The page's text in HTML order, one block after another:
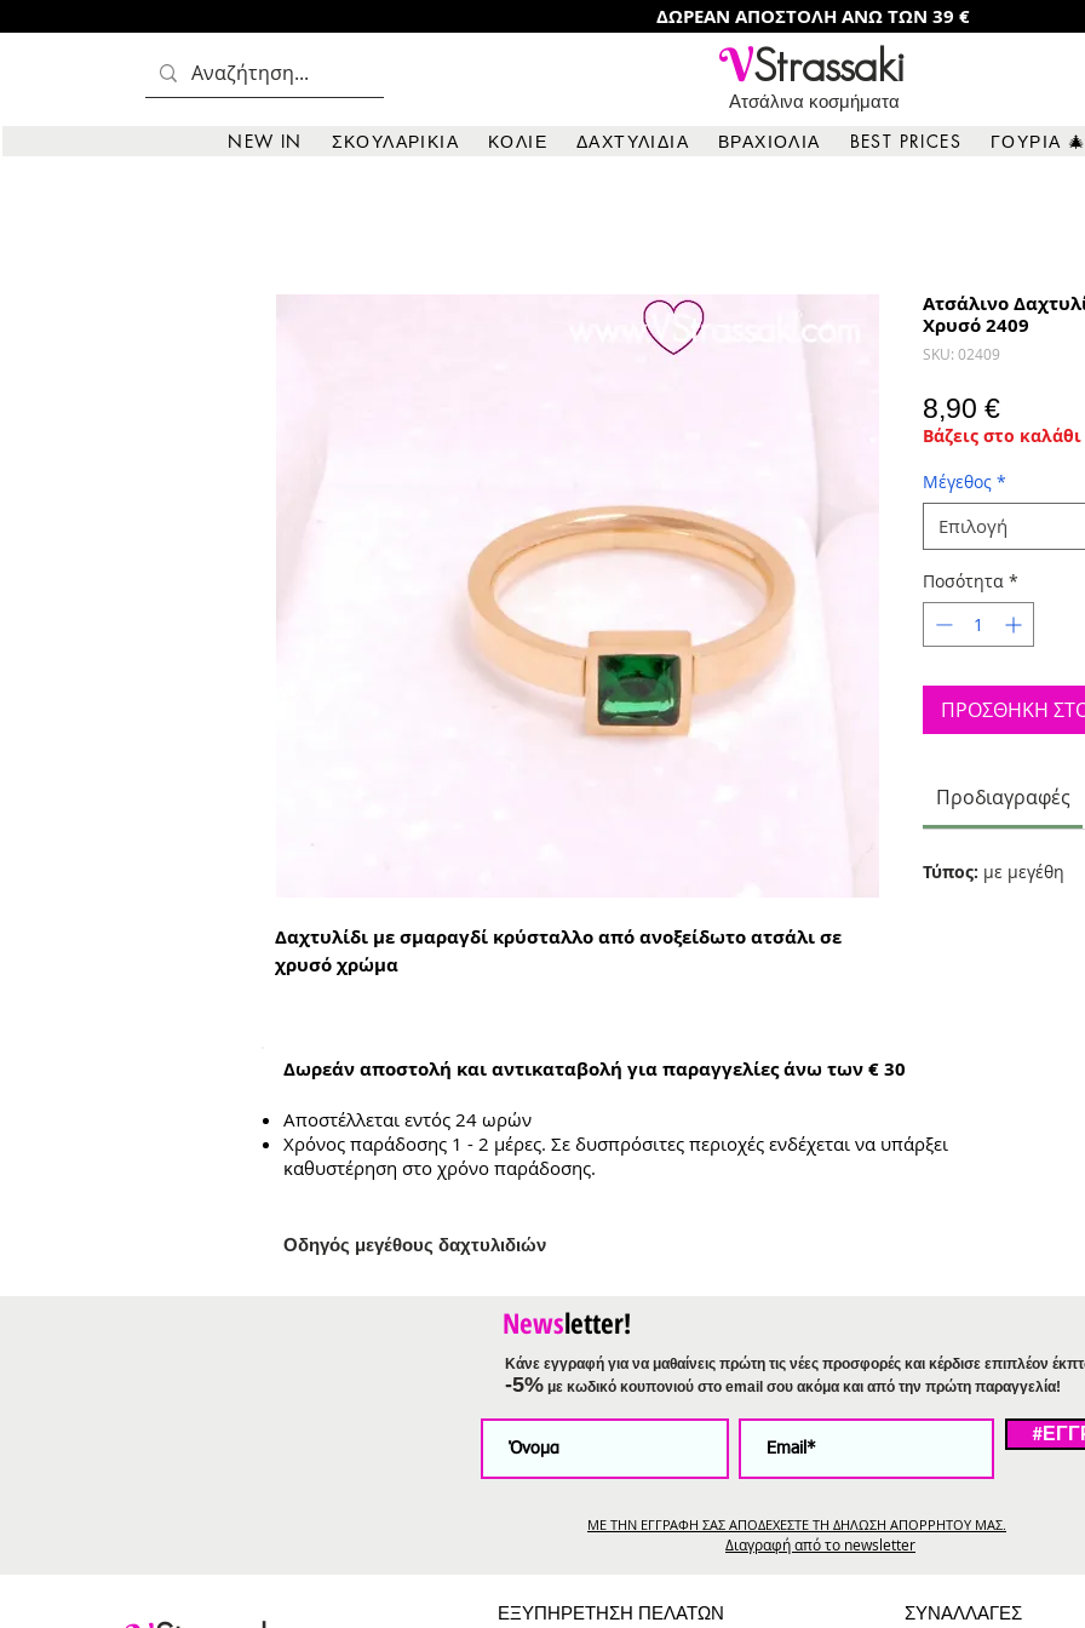
ΔΩΡΕΑΝ ΑΠΟΣΤΟΛΗ ΑΝΩ ΤΩΝ 39 €
VStrassaki
Ατσάλινα κοσμήματα
NEW IN ΣΚΟΥΛΑΡΙΚΙΑ ΚΟΛΙΕ ΔΑΧΤΥΛΙΔΙΑ ΒΡΑΧΙΟΛΙΑ BEST PRICES ΓΟΥΡΙΑ 🎄
Δαχτυλίδι με σμαραγδί κρύσταλλο από ανοξείδωτο ατσάλι σε
χρυσό χρώμα
Ατσάλινο
Χρυσό 2409
SKU: 02409
8,90 €Τιμή
Βάζεις στο
Μέγεθος *
Επιλογή
Ποσότητα *
ΠΡΟΣΘΗΚΗ
Προδιαγραφές
Τύπος: με μεγέθη
Δωρεάν αποστολή και αντικαταβολή για παραγγελίες άνω των € 30
Αποστέλλεται εντός 24 ωρών
Χρόνος παράδοσης 1 - 2 μέρες. Σε δυσπρόσιτες περιοχές ενδέχεται να υπάρξει
καθυστέρηση στο χρόνο παράδοσης.
Οδηγός μεγέθους δαχτυλιδιών
Newsletter!
Κάνε εγγραφή για να μαθαίνεις πρώτη τις νέες προσφορές και κέρδισε επιπλέον
-5% με κωδικό κουπονιού στο email σου ακόμα και από την πρώτη παραγγελία!
ΜΕ ΤΗΝ ΕΓΓΡΑΦΗ ΣΑΣ ΑΠΟΔΕΧΕΣΤΕ ΤΗ ΔΗΛΩΣΗ ΑΠΟΡΡΗΤΟΥ ΜΑΣ.
Διαγραφή από το newsletter
ΕΞΥΠΗΡΕΤΗΣΗ ΠΕΛΑΤΩΝ ΣΥΝΑΛΛΑΓΕΣ